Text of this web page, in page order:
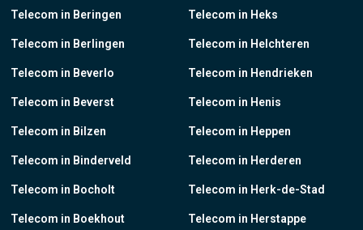
Telecom in Beringen
Telecom in Berlingen
Telecom in Beverlo
Telecom in Beverst
Telecom in Bilzen
Telecom in Binderveld
Telecom in Bocholt
Telecom in Boekhout
Telecom in Heks
Telecom in Helchteren
Telecom in Hendrieken
Telecom in Henis
Telecom in Heppen
Telecom in Herderen
Telecom in Herk-de-Stad
Telecom in Herstappe